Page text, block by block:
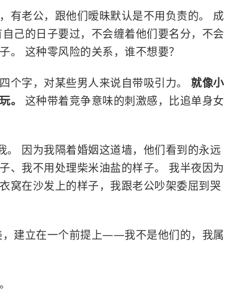
有老公，跟他们暧昧默认是不用负责的。 成
己的日子要过，不会缠着他们要名分，不会
。 这种零风险的关系，谁不想要？
个字，对某些男人来说自带吸引力。 就像小
。 这种带着竞争意味的刺激感，比追单身女
。 因为我隔着婚姻这道墙，他们看到的永远
、我不用处理柴米油盐的样子。 我半夜因为
窝在沙发上的样子，我跟老公吵架委屈到哭
建立在一个前提上——我不是他们的，我属